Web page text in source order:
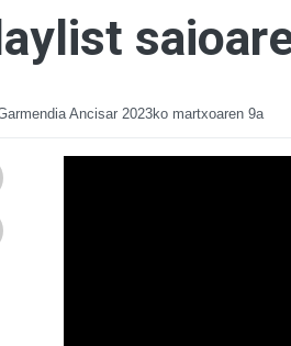
Ancisar 2023ko martxoaren 9a